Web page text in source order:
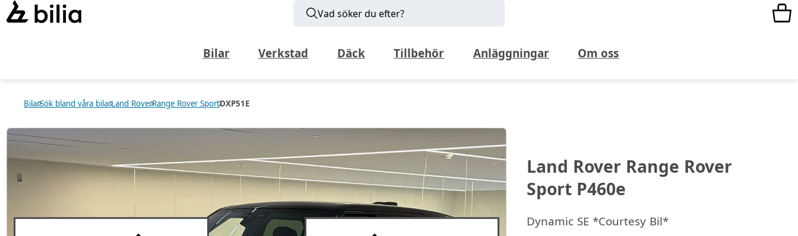
Vad söker du efter?
Bilar Verkstad Däck Tillbehör Anläggningar Om oss
BilarSök bland våra bilarLand RoverRange Rover SportDXP51E
Land Rover Range Rover
Sport P460e
Dynamic SE *Courtesy Bil*